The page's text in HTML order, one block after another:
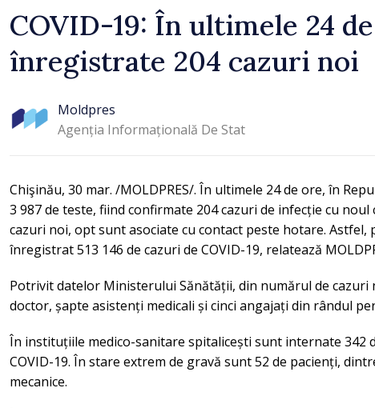
COVID-19: În ultimele 24
înregistrate 204 cazuri noi
Moldpres
Agenția Informațională De Stat
Chişinău, 30 mar. /MOLDPRES/. În ultimele 24 de ore, în
3 987 de teste, fiind confirmate 204 cazuri de infecție cu
cazuri noi, opt sunt asociate cu contact peste hotare. Astfel,
înregistrat 513 146 de cazuri de COVID-19, relatează
Potrivit datelor Ministerului Sănătății, din numărul de cazuri
doctor, șapte asistenți medicali și cinci angajați din rândul
În instituțiile medico-sanitare spitalicești sunt internate 342
COVID-19. În stare extrem de gravă sunt 52 de pacienți,
mecanice.